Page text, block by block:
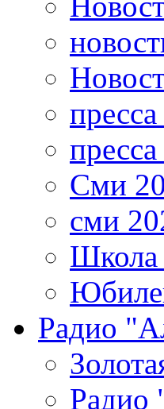
Сми
сми
Школа
Радио
Радио